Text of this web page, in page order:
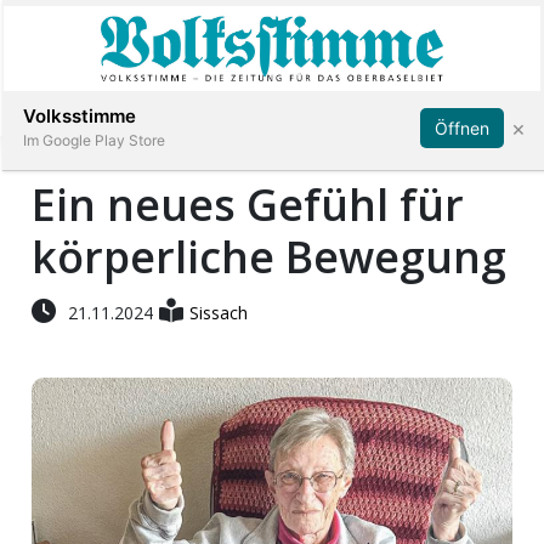
Immobilien
Veranstaltungen
Stellen
E-
Paper
App
Abonnieren Anmelden
Ein neues Gefühl für
körperliche Bewegung
21.11.2024 Sissach
Volksstimme
Im Google Play Store
Öffnen ×